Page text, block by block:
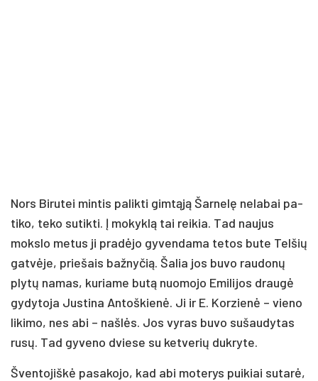
Nors Bi­ru­tei min­tis pa­lik­ti gim­tą­ją Šar­ne­lę ne­la­bai pa­
ti­ko, te­ko su­tik­ti. Į mo­kyk­lą tai rei­kia. Tad nau­jus
moks­lo me­tus ji pra­dė­jo gy­ven­da­ma te­tos bu­te Tel­šių
gat­vė­je, prie­šais baž­ny­čią. Ša­lia jos bu­vo rau­do­nų
ply­tų na­mas, ku­ria­me bu­tą nuo­mo­jo Emi­li­jos drau­gė
gy­dy­to­ja Jus­ti­na An­toš­kie­nė. Ji ir E. Kor­zie­nė – vie­no
li­ki­mo, nes abi – naš­lės. Jos vy­ras bu­vo su­šau­dy­tas
ru­sų. Tad gy­ve­no dvie­se su ket­ve­rių duk­ry­te.
Šven­to­jiš­kė pa­sa­ko­jo, kad abi mo­te­rys pui­kiai su­ta­rė,